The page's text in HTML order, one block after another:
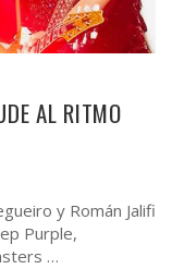
AL RITMO
y Román Jalifi
Purple,
…